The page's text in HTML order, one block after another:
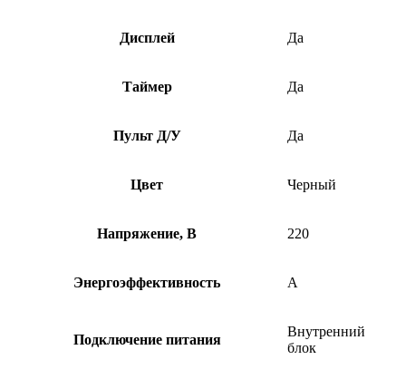
Дисплей Да
Таймер Да
Пульт Д/У Да
Цвет Черный
Напряжение, В 220
Энергоэффективность A
Подключение питания
Внутренний
блок